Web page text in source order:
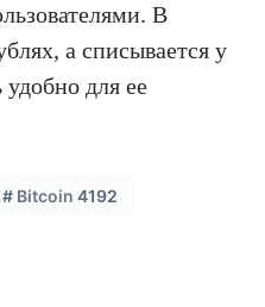
В
а списывается у
для ее
# Bitcoin 4192